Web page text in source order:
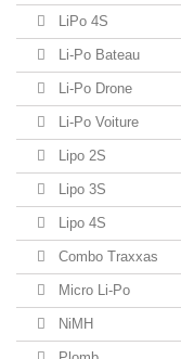
LiPo 4S
Li-Po Bateau
Li-Po Drone
Li-Po Voiture
Lipo 2S
Lipo 3S
Lipo 4S
Combo Traxxas
Micro Li-Po
NiMH